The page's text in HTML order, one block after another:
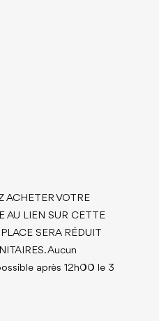
ACHETER VOTRE
AU LIEN SUR CETTE
SERA RÉDUIT
Aucun
après 12h00 le 3